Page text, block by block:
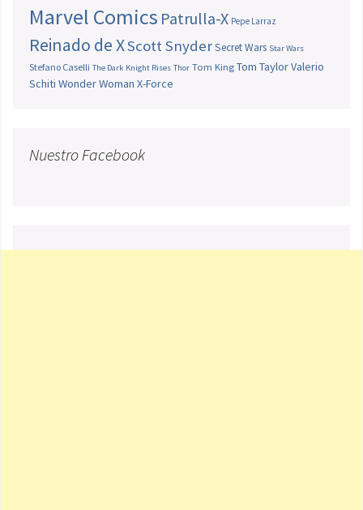
Marvel Comics Patrulla-X Pepe Larraz
Reinado de XScott SnyderSecret Wars Star Wars
Stefano Caselli The Dark Knight Rises Thor Tom King Tom TaylorValerio
Schiti Wonder Woman X-Force
Nuestro Facebook